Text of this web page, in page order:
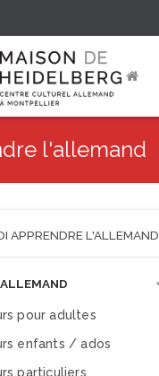
l'allemand
APPRENDRE L'ALLEMAND
pour adultes
enfants / ados
particuliers